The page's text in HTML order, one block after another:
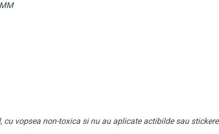
cu vopsea non-toxica si nu au aplicate actibilde sau stickere